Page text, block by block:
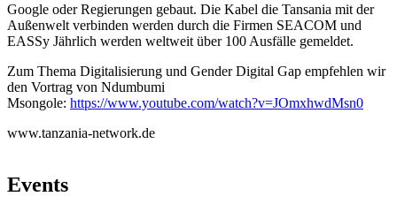
Google oder Regierungen gebaut. Die Kabel die Tansania mit der
Außenwelt verbinden werden durch die Firmen SEACOM und
EASSy Jährlich werden weltweit über 100 Ausfälle gemeldet.
Zum Thema Digitalisierung und Gender Digital Gap empfehlen wir
den Vortrag von Ndumbumi
Msongole: https://www.youtube.com/watch?v=JOmxhwdMsn0
www.tanzania-network.de
Events